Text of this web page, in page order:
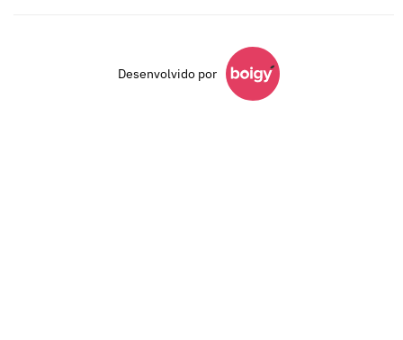
Desenvolvido por